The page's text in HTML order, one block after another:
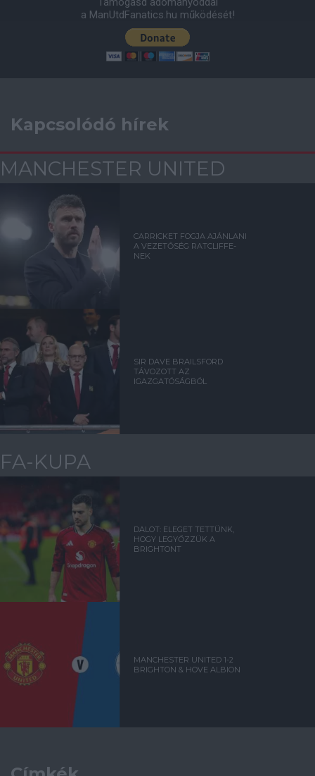
a ManUtdFanatics.hu működését!
Kapcsolódó hírek
MANCHESTER UNITED
CARRICKET FOGJA AJÁNLANI
A VEZETŐSÉG RATCLIFFE-
NEK
SIR DAVE BRAILSFORD
TÁVOZOTT AZ
IGAZGATÓSÁGBÓL
FA-KUPA
DALOT: ELEGET TETTÜNK,
HOGY LEGYŐZZÜK A
BRIGHTONT
MANCHESTER UNITED 1-2
BRIGHTON & HOVE ALBION